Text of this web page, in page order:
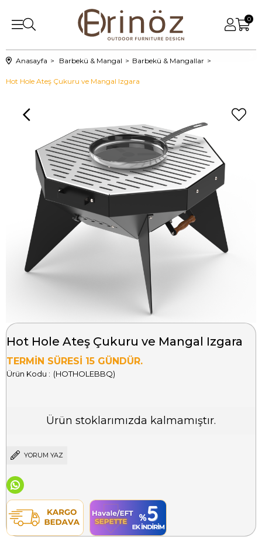
0
Anasayfa Barbekü & Mangal Barbekü & Mangallar
Hot Hole Ateş Çukuru ve Mangal Izgara
Hot Hole Ateş Çukuru ve Mangal Izgara
TERMİN SÜRESİ 15 GÜNDÜR.
(HOTHOLEBBQ)
Ürün stoklarımızda kalmamıştır.
YORUM YAZ